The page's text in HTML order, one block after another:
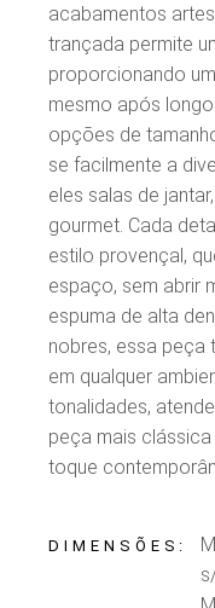
acabamentos
trançada permite
proporcionando
mesmo após
opções de
se facilmente a
eles salas de
gourmet. Cada
estilo provençal,
espaço, sem abrir
espuma de alta
nobres, essa peça
em qualquer
tonalidades,
peça mais
toque
DIMENSÕES